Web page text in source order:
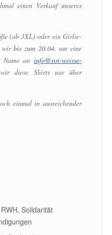
einen Verkauf unseres
(ab 3XL) oder ein Girlie-
wirbis zum 20.04. um eine
an info@rot-weisse-
diese Shirts nur über
einmal in ausreichender
RWH, Solidarität